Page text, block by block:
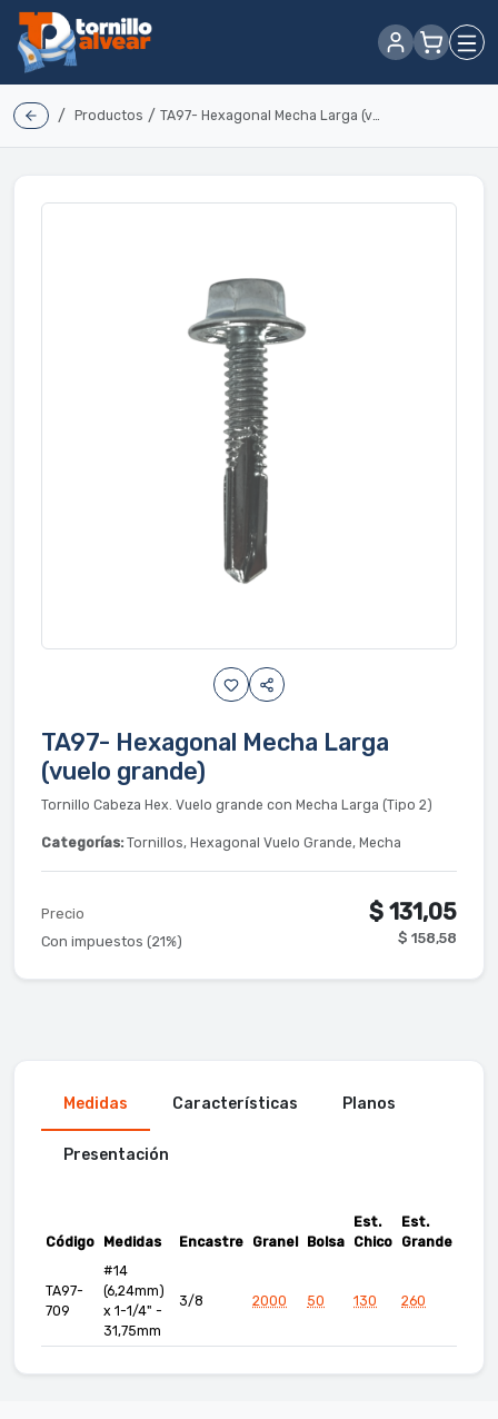
/ Productos / TA97- Hexagonal Mecha Larga (vuelo grande)
TA97- Hexagonal Mecha Larga
(vuelo grande)
Tornillo Cabeza Hex. Vuelo grande con Mecha Larga (Tipo 2)
Categorías:Tornillos, Hexagonal Vuelo Grande, Mecha
Precio $ 131,05
Con impuestos (21%) $ 158,58
Medidas Características Planos
Presentación
Código Medidas Encastre Granel Bolsa
Est.
Chico
Est.
Grande
TA97-
709
#14
(6,24mm)
x 1-1/4" -
31,75mm
3/8 2000 50 130 260